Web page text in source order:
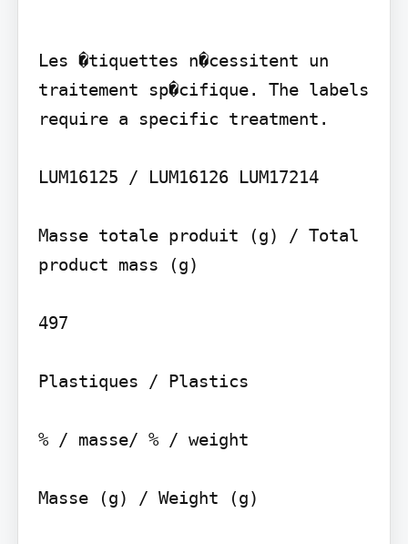
Les �tiquettes n�cessitent un
traitement sp�cifique. The labels
require a specific treatment.
LUM16125 / LUM16126 LUM17214
Masse totale produit (g) / Total
product mass (g)
497
Plastiques / Plastics
% / masse/ % / weight
Masse (g) / Weight (g)